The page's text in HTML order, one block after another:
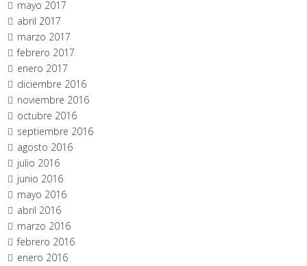
mayo 2017
abril 2017
marzo 2017
febrero 2017
enero 2017
diciembre 2016
noviembre 2016
octubre 2016
septiembre 2016
agosto 2016
julio 2016
junio 2016
mayo 2016
abril 2016
marzo 2016
febrero 2016
enero 2016